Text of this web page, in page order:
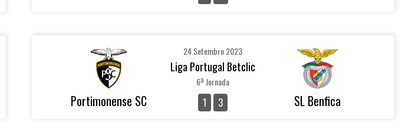
Portimonense SC
24 Setembro 2023
Liga Portugal Betclic
6ª Jornada
1 3 SL Benfica